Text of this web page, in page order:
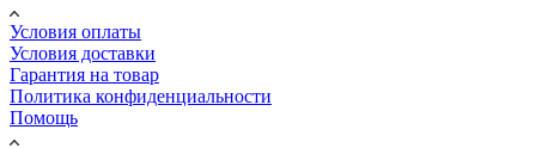
Условия оплаты
Условия доставки
Гарантия на товар
Политика конфиденциальности
Помощь